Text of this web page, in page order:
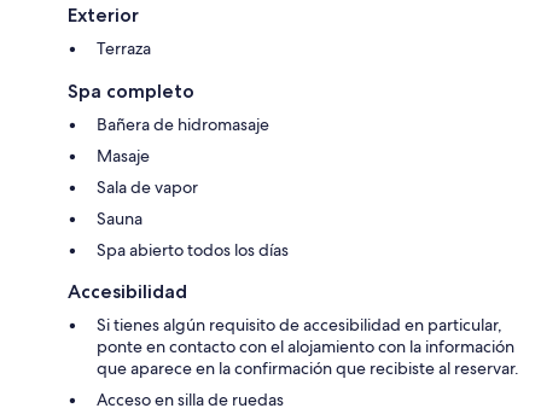
Exterior
Terraza
Spa completo
Bañera de hidromasaje
Masaje
Sala de vapor
Sauna
Spa abierto todos los días
Accesibilidad
Si tienes algún requisito de accesibilidad en particular,
ponte en contacto con el alojamiento con la información
que aparece en la confirmación que recibiste al reservar.
Acceso en silla de ruedas